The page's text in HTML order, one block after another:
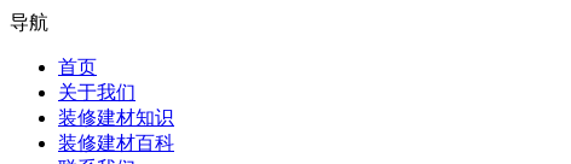
导航
首页
关于我们
装修建材知识
装修建材百科